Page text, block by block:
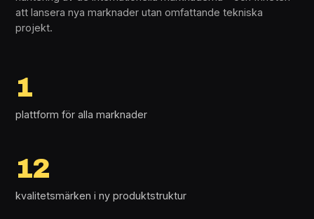
att lansera nya marknader utan omfattande tekniska
projekt.
1
plattform för alla marknader
12
kvalitetsmärken i ny produktstruktur